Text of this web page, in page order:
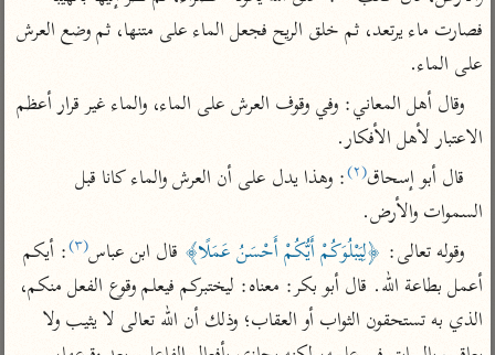
تفسير ابن كثير
تفسير القرطبي
تفسير البغوي
جمع الأقوال
تفسير ابن الجوزي
تفسير الماوردي
منتقاة
فتح القدير للشوكاني
تفسير ابن جزي
موسوعات
تفسير الآلوسي
تفسير الرازي
أخرى
أضواء البيان
المختصر في
التفسير
أيسر التفاسير
تفسير ابن عثيمين
مركَّزة العبارة
تفسير الجلالين
جامع البيان للإيجي
على الماء.
الاعتبار لأهل الأفكار.
قال أبو إسحاق(٢)
السموات والأرض.
وقوله تعالى: ﴿لِيَبْلُوَكُمْ أَيُّكُمْ أَحْسَنُ عَمَلًا﴾ قال ابن عباس(٣)